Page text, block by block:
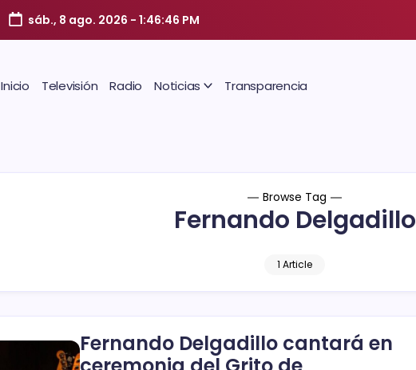
sáb., 8 ago. 2026 - 1:46:47 PM
Inicio Televisión Radio Noticias Transparencia
Browse Tag
Fernando Delgadillo
1 Article
Fernando Delgadillo cantará en